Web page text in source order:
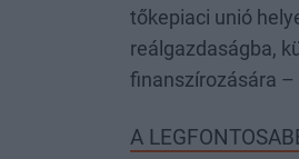
tőkepiaci unió
reálgazdaságba,
finanszírozására –
A